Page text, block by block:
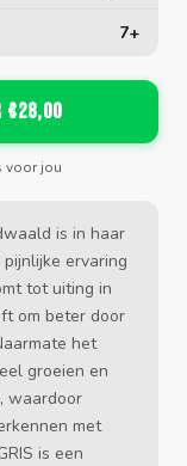
7+
voor jou
is in haar
ervaring
tot uiting in
om beter door
het
groeien en
waardoor
met
is een